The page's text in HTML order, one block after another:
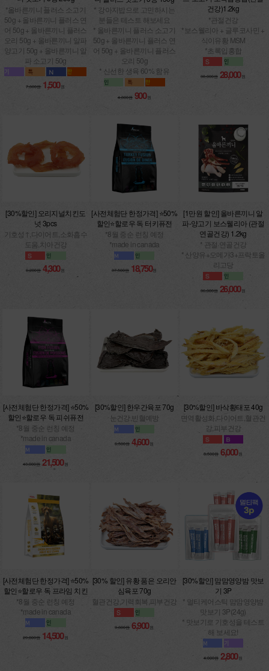
*올바른끼니 플러스 소고기
50g + 올바른끼니 플러스 연
어 50g + 올바른끼니 플러스
오리 50g + 올바른끼니 알파
양고기 50g + 올바른끼니 알
파 소고기 50g
7,800원 1,500 원
* 강아지밥으로 고민하시는
분들은 테스트 해보세요
* 올바른끼니 플러스 소고기
50g + 올바른끼니 플러스 연
어 50g + 올바른끼니 플러스
오리 50g
* 신선한 생육 60% 함유
4,800원 900원
건강)1.2kg
*관절건강
*보스웰리아 + 글루코사민 +
식이유황 MSM
*초록입홍합
38,000원 28,000 원
[30%할인] 오리지널치킨도
넛 3pcs
기호성↑,다이어트,소화흡수
도움,치아건강
6,200원 4,300 원
[사전체험단 한정가격] ⭐50%
할인⭐할로우 독 터키퓨전
*8월 중순 런칭 예정
*made in canada
37,500원 18,750원
[1만원 할인] 올바른끼니 알
파-양고기 보스웰리아 (관절
연골건강) 1.2kg
* 관절·연골건강
* 산양유+오메가3+프락토올
리고당
36,000원 26,000 원
[사전체험단 한정가격] ⭐50%
할인⭐할로우 독 피쉬퓨전
*8월 중순 런칭 예정
*made in canada
43,000원 21,500원
[30%할인] 한우간육포 70g
눈건강,빈혈예방
6,500원 4,600 원
[30%할인] 바삭황태포 40g
면역활성화,다이어트,혈관건
강,피부건강
8,500원 6,000 원
[사전체험단 한정가격] ⭐50%
할인⭐할로우 독 프라임 치킨
*8월 중순 런칭 예정
*made in canada
29,000원 14,500원
[30% 할인] 유황 품은 오리안
심육포 70g
혈관건강,기력회복,피부건강
9,800원 6,900 원
[30%할인] 맘맘영양밤 맛보
기 3P
* 멀티케어스틱 맘맘영양밤
맛보기 3P(24g)
* 맛보기로 기호성을 테스트
해 보세요!
4,000원 2,800 원